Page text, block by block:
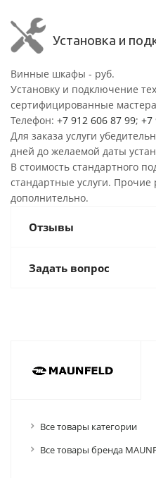
Установка и
Винные шкафы - руб.
Установку и подключение
сертифицированные
Телефон: +7 912 606 87 99; +7
Для заказа услуги
дней до желаемой даты
В стоимость стандартного
стандартные услуги.
дополнительно.
Отзывы
Задать вопрос
Все товары категории
Все товары бренда